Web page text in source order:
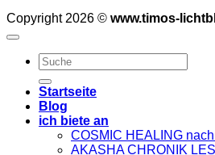
Copyright 2026 © www.timos-
Startseite
Blog
ich biete an
COSMIC HEALING
AKASHA CHRONIK